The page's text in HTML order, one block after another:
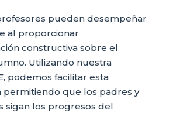
pueden desempeñar
al proporcionar
constructiva sobre el
Utilizando nuestra
podemos facilitar esta
permitiendo que los padres y
sigan los progresos del